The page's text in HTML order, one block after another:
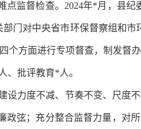
监督检查。2024年*月，县纪
门对中央省市环保督察组和
个方面进行专项督查，制发督
、批评教育*人。
设力度不减、节奏不变、尺度
弦；充分整合监督力量，对所